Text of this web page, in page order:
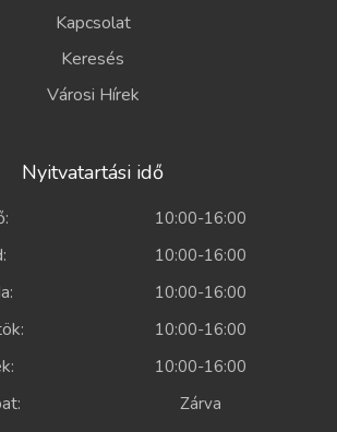
Kapcsolat
Keresés
Városi Hírek
Nyitvatartási idő
10:00-16:00
10:00-16:00
10:00-16:00
10:00-16:00
10:00-16:00
Zárva